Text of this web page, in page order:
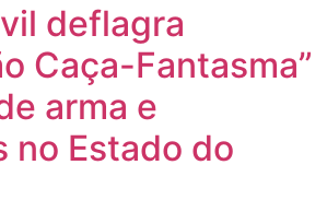
deflagra
Caça-Fantasma”
arma e
no Estado do